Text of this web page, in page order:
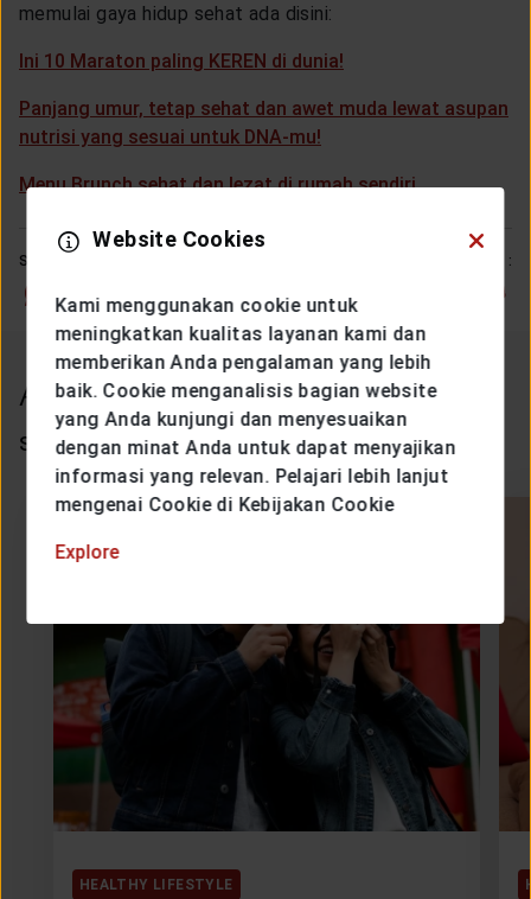
memulai gaya hidup sehat ada disini:
Ini 10 Maraton paling KEREN di dunia!
Panjang umur, tetap sehat dan awet muda lewat asupan
nutrisi yang sesuai untuk DNA-mu!
Menu Brunch sehat dan lezat di rumah sendiri
SHARE LOVE THIS ARTICLE :
Article Other
Some articles that might interest you.
HEALTHY LIFESTYLE
Website Cookies
Kami menggunakan cookie untuk
meningkatkan kualitas layanan kami dan
memberikan Anda pengalaman yang lebih
baik. Cookie menganalisis bagian website
yang Anda kunjungi dan menyesuaikan
dengan minat Anda untuk dapat menyajikan
informasi yang relevan. Pelajari lebih lanjut
mengenai Cookie di Kebijakan Cookie
Explore